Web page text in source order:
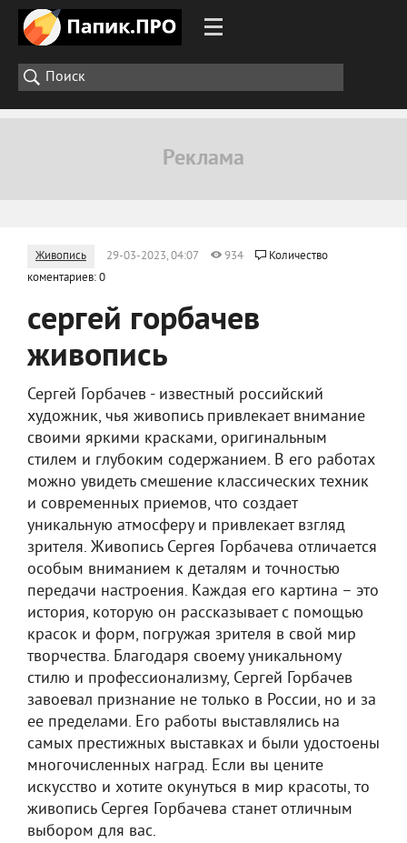
Живопись 29-03-2023, 04:07 934
Количество
коментариев: 0
сергей горбачев
живопись
Сергей Горбачев - известный российский
художник, чья живопись привлекает внимание
своими яркими красками, оригинальным
стилем и глубоким содержанием. В его работах
можно увидеть смешение классических техник
и современных приемов, что создает
уникальную атмосферу и привлекает взгляд
зрителя. Живопись Сергея Горбачева отличается
особым вниманием к деталям и точностью
передачи настроения. Каждая его картина – это
история, которую он рассказывает с помощью
красок и форм, погружая зрителя в свой мир
творчества. Благодаря своему уникальному
стилю и профессионализму, Сергей Горбачев
завоевал признание не только в России, но и за
ее пределами. Его работы выставлялись на
самых престижных выставках и были удостоены
многочисленных наград. Если вы цените
искусство и хотите окунуться в мир красоты, то
живопись Сергея Горбачева станет отличным
выбором для вас.